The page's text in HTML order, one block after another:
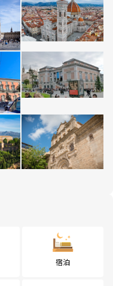
宿泊